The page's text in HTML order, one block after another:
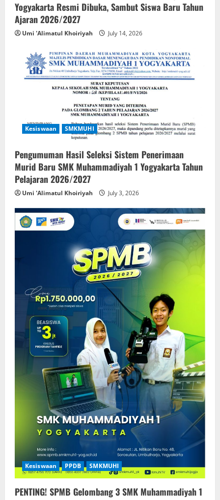
Yogyakarta Resmi Dibuka, Sambut Siswa Baru Tahun
Ajaran 2026/2027
Umi 'Alimatul Khoiriyah July 14, 2026
Kesiswaan SMKMUHI
Pengumuman Hasil Seleksi Sistem Penerimaan
Murid Baru SMK Muhammadiyah 1 Yogyakarta Tahun
Pelajaran 2026/2027
Umi 'Alimatul Khoiriyah July 3, 2026
Kesiswaan PPDB SMKMUHI
PENTING! SPMB Gelombang 3 SMK Muhammadiyah 1